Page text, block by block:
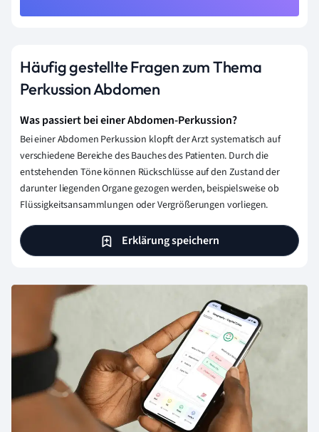
Häufig gestellte Fragen zum Thema
Perkussion Abdomen
Was passiert bei einer Abdomen-Perkussion?
Bei einer Abdomen Perkussion klopft der Arzt systematisch auf
verschiedene Bereiche des Bauches des Patienten. Durch die
entstehenden Töne können Rückschlüsse auf den Zustand der
darunter liegenden Organe gezogen werden, beispielsweise ob
Flüssigkeitsansammlungen oder Vergrößerungen vorliegen.
Erklärung speichern